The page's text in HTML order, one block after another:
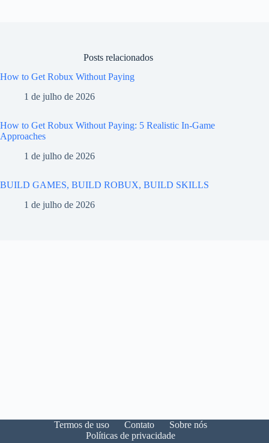
Posts relacionados
How to Get Robux Without Paying
1 de julho de 2026
How to Get Robux Without Paying: 5 Realistic In-Game
Approaches
1 de julho de 2026
BUILD GAMES, BUILD ROBUX, BUILD SKILLS
1 de julho de 2026
Termos de uso Contato
Sobre nós
Políticas de privacidade